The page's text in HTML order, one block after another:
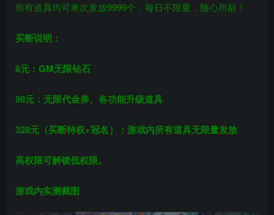
所有道具均可单次发放9999个，每日不限量，随心所欲！
买断说明：
6元：GM无限钻石
98元：无限代金券、各功能升级道具
328元 （买断特权+冠名） ：游戏内所有道具无限量发放
高权限可解锁低权限。
游戏内实测截图